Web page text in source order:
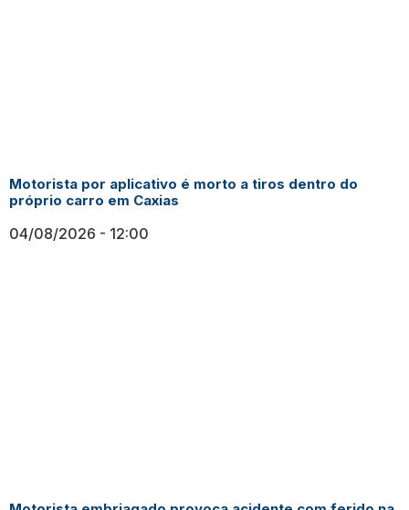
Motorista por aplicativo é morto a tiros dentro do
próprio carro em Caxias
04/08/2026 12:00